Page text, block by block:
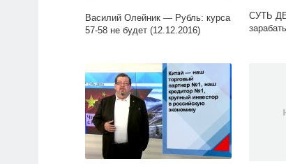
Василий Олейник — Рубль: курса
57-58 не будет (12.12.2016)
СУТЬ